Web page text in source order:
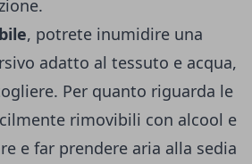
, potrete inumidire una
adatto al tessuto e acqua,
Per quanto riguarda le
rimovibili con alcool e
e far prendere aria alla sedia